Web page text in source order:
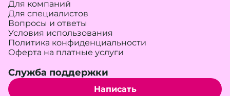
Для компаний
Для специалистов
Вопросы и ответы
Условия использования
Политика конфиденциальности
Оферта на платные услуги
Служба поддержки
Написать